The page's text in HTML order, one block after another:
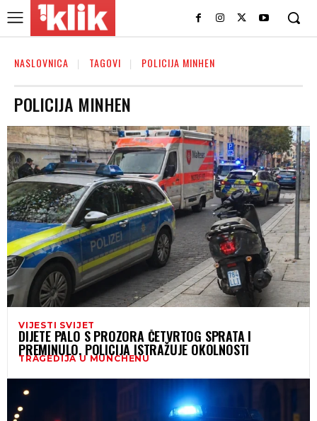
NASLOVNICA TAGOVI POLICIJA MINHEN
POLICIJA MINHEN
VIJESTI SVIJET
DIJETE PALO S PROZORA ČETVRTOG SPRATA I
PREMINULO, POLICIJA ISTRAŽUJE OKOLNOSTI
TRAGEDIJA U MUNCHENU